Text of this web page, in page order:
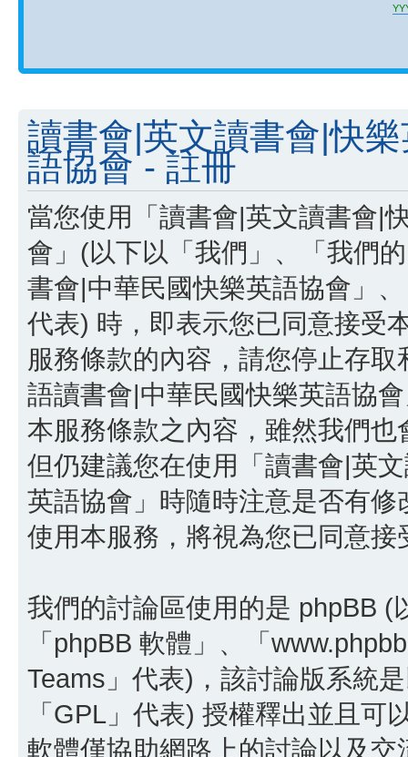
讀書會|英文讀書會|快
語協會 - 註冊
當您使用「讀書會|英文讀書會|
會」(以下以「我們」、「我們
書會|中華民國快樂英語協會」
代表) 時，即表示您已同意接受
服務條款的內容，請您停止存
語讀書會|中華民國快樂英語協
本服務條款之內容，雖然我們
但仍建議您在使用「讀書會|英
英語協會」時隨時注意是否有
使用本服務，將視為您已同意
我們的討論區使用的是 phpBB
「phpBB 軟體」、「
Teams」代表)，該討論版系統
「GPL」代表) 授權釋出並且可
軟體僅協助網路上的討論以及